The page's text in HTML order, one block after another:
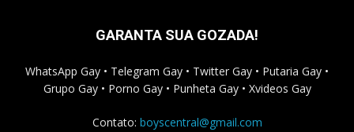
GARANTA SUA GOZADA!
WhatsApp Gay • Telegram Gay • Twitter Gay • Putaria Gay •
Grupo Gay • Porno Gay • Punheta Gay • Xvideos Gay
Contato: boyscentral@gmail.com